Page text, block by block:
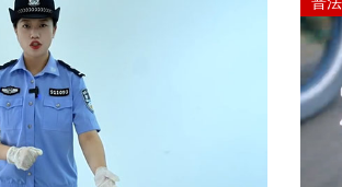
一件事”的实施意见》（以...
决支持通过法律维护“全红
总局游泳中心就全红婵等跳水运动员
近日，网络上出现针对全红婵等跳水